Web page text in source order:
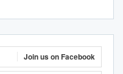
Join us on Facebook